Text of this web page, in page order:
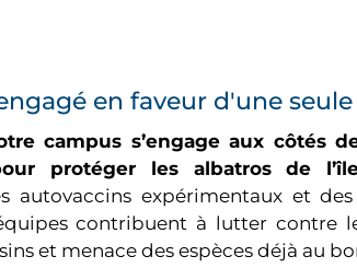
en faveur d'une
campus s’engage aux côtés
protéger les albatros de
autovaccins expérimentaux et
contribuent à lutter contre
et menace des espèces déjà au